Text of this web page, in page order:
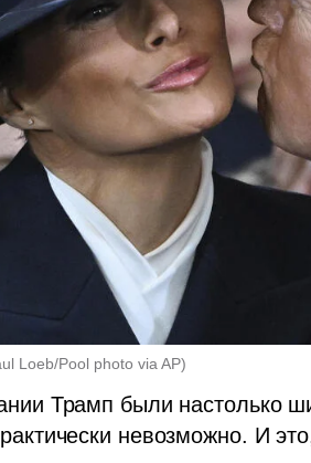
Loeb/Pool photo via AP)
Трамп были настолько
невозможно. И